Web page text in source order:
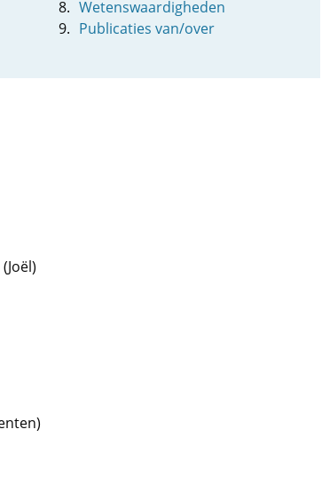
Wetenswaardigheden
Publicaties van/over